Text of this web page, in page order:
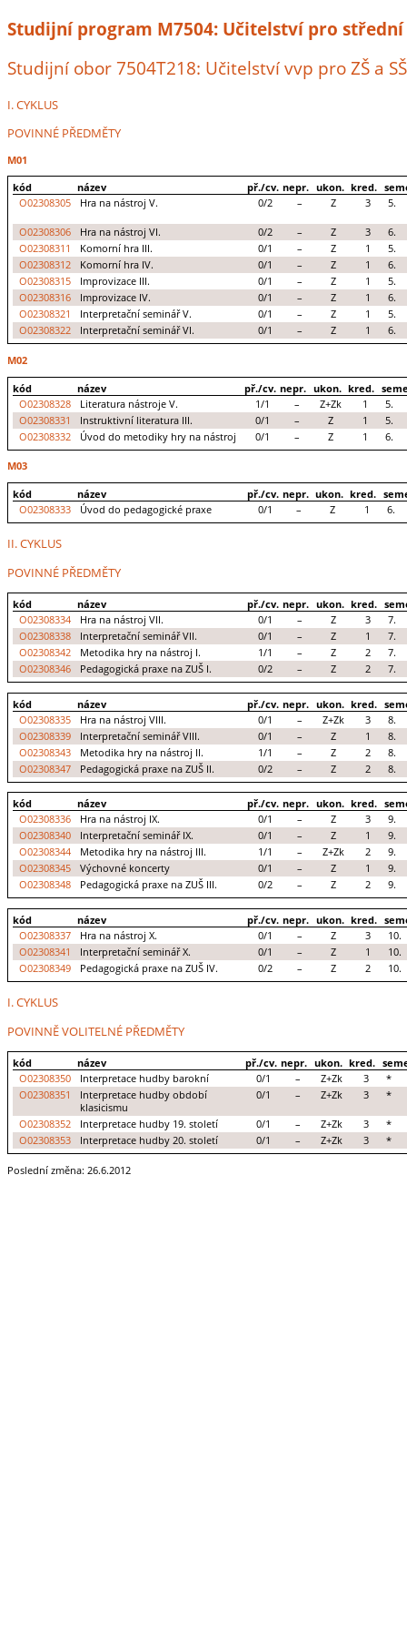
Studijní program M7504: Učitelství pro
Studijní obor 7504T218: Učitelství vvp pro ZŠ a
I. CYKLUS
POVINNÉ PŘEDMĚTY
M01
kód název př./cv. nepr. ukon. kred.
O02308305
Hra na nástroj V. 0/2 – Z 3 5.
O02308306 Hra na nástroj VI. 0/2 – Z 3
6.
O02308311
Komorní hra III. 0/1 – Z 1
5.
O02308312
Komorní hra IV. 0/1 – Z 1
6.
O02308315
Improvizace III. 0/1 – Z 1
5.
O02308316
Improvizace IV. 0/1 – Z 1
6.
O02308321
Interpretační seminář V. 0/1 – Z 1
5.
O02308322
Interpretační seminář VI. 0/1 – Z 1 6.
M02
kód název př./cv. nepr. ukon. kred.
O02308328
Literatura nástroje V. 1/1 – Z+Zk 1
5.
O02308331
Instruktivní literatura III. 0/1 – Z 1
5.
O02308332
Úvod do metodiky hry na nástroj 0/1 – Z 1 6.
M03
kód název př./cv. nepr. ukon. kred.
O02308333
Úvod do pedagogické praxe 0/1 – Z 1 6.
II. CYKLUS
POVINNÉ PŘEDMĚTY
kód název př./cv. nepr. ukon. kred.
O02308334
Hra na nástroj VII. 0/1 – Z 3
7.
O02308338
Interpretační seminář VII. 0/1 – Z 1
7.
O02308342
Metodika hry na nástroj I. 1/1 – Z 2
7.
O02308346
Pedagogická praxe na ZUŠ I. 0/2 – Z 2 7.
kód název př./cv. nepr. ukon. kred.
O02308335
Hra na nástroj VIII. 0/1 – Z+Zk 3
8.
O02308339
Interpretační seminář VIII. 0/1 – Z 1
8.
O02308343
Metodika hry na nástroj II. 1/1 – Z 2
8.
O02308347
Pedagogická praxe na ZUŠ II. 0/2 – Z 2 8.
kód název př./cv. nepr. ukon. kred.
O02308336
Hra na nástroj IX. 0/1 – Z 3
9.
O02308340
Interpretační seminář IX. 0/1 – Z 1
9.
O02308344
Metodika hry na nástroj III. 1/1 – Z+Zk 2
9.
O02308345
Výchovné koncerty 0/1 – Z 1
9.
O02308348
Pedagogická praxe na ZUŠ III. 0/2 – Z 2 9.
kód název př./cv. nepr. ukon. kred.
O02308337
Hra na nástroj X. 0/1 – Z 3
10.
O02308341
Interpretační seminář X. 0/1 – Z 1
10.
O02308349
Pedagogická praxe na ZUŠ IV. 0/2 – Z 2 10.
I. CYKLUS
POVINNĚ VOLITELNÉ PŘEDMĚTY
kód název př./cv. nepr. ukon. kred.
O02308350
Interpretace hudby barokní 0/1 – Z+Zk 3
*
O02308351
Interpretace hudby období
klasicismu
0/1 – Z+Zk 3 *
O02308352 Interpretace hudby 19. století 0/1 – Z+Zk 3
*
O02308353
Interpretace hudby 20. století 0/1 – Z+Zk 3 *
Poslední změna: 26.6.2012